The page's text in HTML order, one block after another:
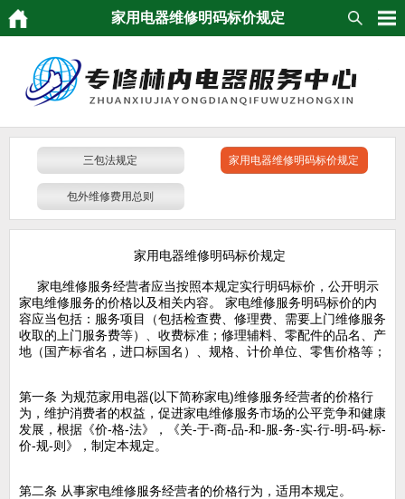
家用电器维修明码标价规定
三包法规定 家用电器维修明码标价规定
包外维修费用总则
家用电器维修明码标价规定
家电维修服务经营者应当按照本规定实行明码标价，公开明示
家电维修服务的价格以及相关内容。 家电维修服务明码标价的内
容应当包括：服务项目（包括检查费、修理费、需要上门维修服务
收取的上门服务费等）、收费标准；修理辅料、零配件的品名、产
地（国产标省名，进口标国名）、规格、计价单位、零售价格等；
第一条 为规范家用电器(以下简称家电)维修服务经营者的价格行
为，维护消费者的权益，促进家电维修服务市场的公平竞争和健康
发展，根据《价-格-法》，《关-于-商-品-和-服-务-实-行-明-码-标-
价-规-则》，制定本规定。
第二条 从事家电维修服务经营者的价格行为，适用本规定。